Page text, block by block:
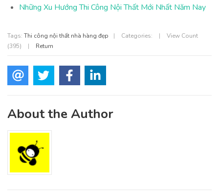
Những Xu Hướng Thi Công Nội Thất Mới Nhất Năm Nay
Tags: Thi công nội thất nhà hàng đẹp | Categories: |
View Count
(395)
| Return
About the Author